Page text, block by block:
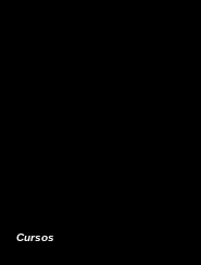
Cursos